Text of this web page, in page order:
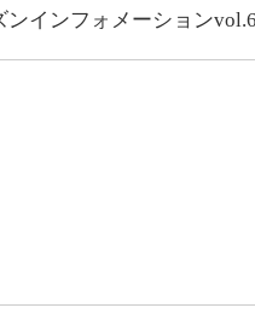
ンインフォメーション